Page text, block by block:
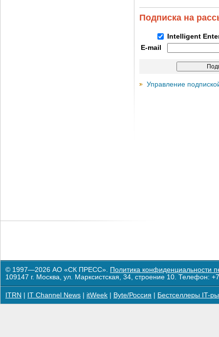
Подписка на
Intelligent
E-mail
Управление
© 1997—2026 АО «СК ПРЕСС». Политика конфиденциальности
109147 г. Москва, ул. Марксистская, 34, строение 10. Телефон:
ITRN IT Channel News itWeek Byte/Россия Бестселлеры IT-